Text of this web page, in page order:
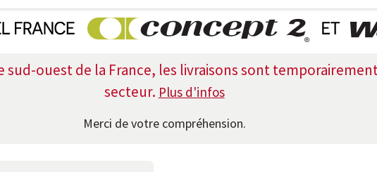
sud-ouest de la France, les livraisons sont
secteur. Plus d'infos
Merci de votre compréhension.